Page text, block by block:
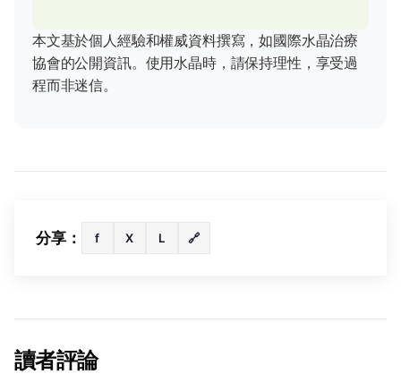
本文基於個人經驗和權威資料撰寫，如國際水晶治療
協會的公開資訊。使用水晶時，請保持理性，享受過
程而非迷信。
分享： f X L 🔗
讀者評論